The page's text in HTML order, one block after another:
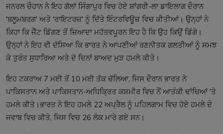
ਜਨਰਲ ਚੌਹਾਨ ਨੇ ਇਹ ਗੱਲਾਂ ਸਿੰਗਾਪੁਰ ਵਿਚ ਹੋਏ ਸ਼ਾਂਗਰੀ-ਲਾ ਡਾਇਲਾਗ ਦੌਰਾਨ
'ਬਲੂਮਬਰਗ' ਅਤੇ 'ਰਾਇਟਰਜ਼' ਨੂੰ ਦਿੱਤੇ ਇੰਟਰਵਿਊਜ਼ ਵਿਚ ਕੀਤੀਆਂ। ਉਨ੍ਹਾਂ ਨੇ
ਕਿਹਾ ਕਿ ਜੈੱਟ ਡਿੱਗਣ ਤੋਂ ਜ਼ਿਆਦਾ ਮਹੱਤਵਪੂਰਨ ਇਹ ਹੈ ਕਿ ਉਹ ਕਿਉਂ ਡਿੱਗੇ।
ਉਨ੍ਹਾਂ ਨੇ ਇਹ ਵੀ ਦੱਸਿਆ ਕਿ ਭਾਰਤ ਨੇ ਆਪਣੀਆਂ ਰਣਨੀਤਕ ਗਲਤੀਆਂ ਨੂੰ ਸਮਝ
ਕੇ ਤੁਰੰਤ ਸੁਧਾਰਿਆ ਅਤੇ ਦੋ ਦਿਨਾਂ ਬਾਅਦ ਮੁੜ ਹਮਲੇ ਕੀਤੇ।
ਇਹ ਟਕਰਾਅ 7 ਮਈ ਤੋਂ 10 ਮਈ ਤੱਕ ਚੱਲਿਆ, ਜਿਸ ਦੌਰਾਨ ਭਾਰਤ ਨੇ
ਪਾਕਿਸਤਾਨ ਅਤੇ ਪਾਕਿਸਤਾਨ-ਅਧਿਕ੍ਰਿਤ ਕਸ਼ਮੀਰ ਵਿਚ ਨੌਂ ਆਤੰਕੀ ਢਾਂਚਿਆਂ 'ਤੇ
ਹਮਲੇ ਕੀਤੇ।ਭਾਰਤ ਨੇ ਇਹ ਹਮਲੇ 22 ਅਪ੍ਰੈਲ ਨੂੰ ਪਹਿਲਗਾਮ ਵਿਚ ਹੋਏ ਹਮਲੇ ਦੇ
ਜਵਾਬ ਵਿਚ ਕੀਤੇ, ਜਿਸ ਵਿਚ 26 ਲੋਕ ਮਾਰੇ ਗਏ ਸਨ।